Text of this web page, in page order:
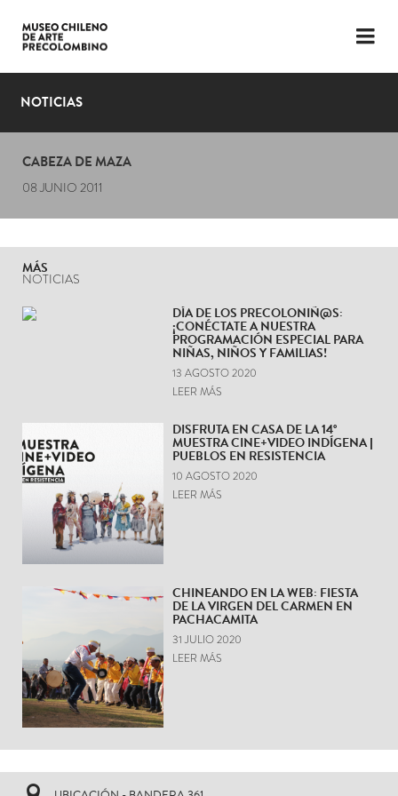
LENGUAJE
PLANIFICA TU VISITA
EXPOSICIONES
EL MUSEO
NOTICIAS
NOTICIAS
CABEZA DE MAZA
08 JUNIO 2011
MÁS
NOTICIAS
DÍA DE LOS PRECOLONIÑ@S:
¡CONÉCTATE A NUESTRA
PROGRAMACIÓN ESPECIAL PARA
NIÑAS, NIÑOS Y FAMILIAS!
13 AGOSTO 2020
LEER MÁS
DISFRUTA EN CASA DE LA 14°
MUESTRA CINE+VIDEO INDÍGENA |
PUEBLOS EN RESISTENCIA
10 AGOSTO 2020
LEER MÁS
CHINEANDO EN LA WEB: FIESTA
DE LA VIRGEN DEL CARMEN EN
PACHACAMITA
31 JULIO 2020
LEER MÁS